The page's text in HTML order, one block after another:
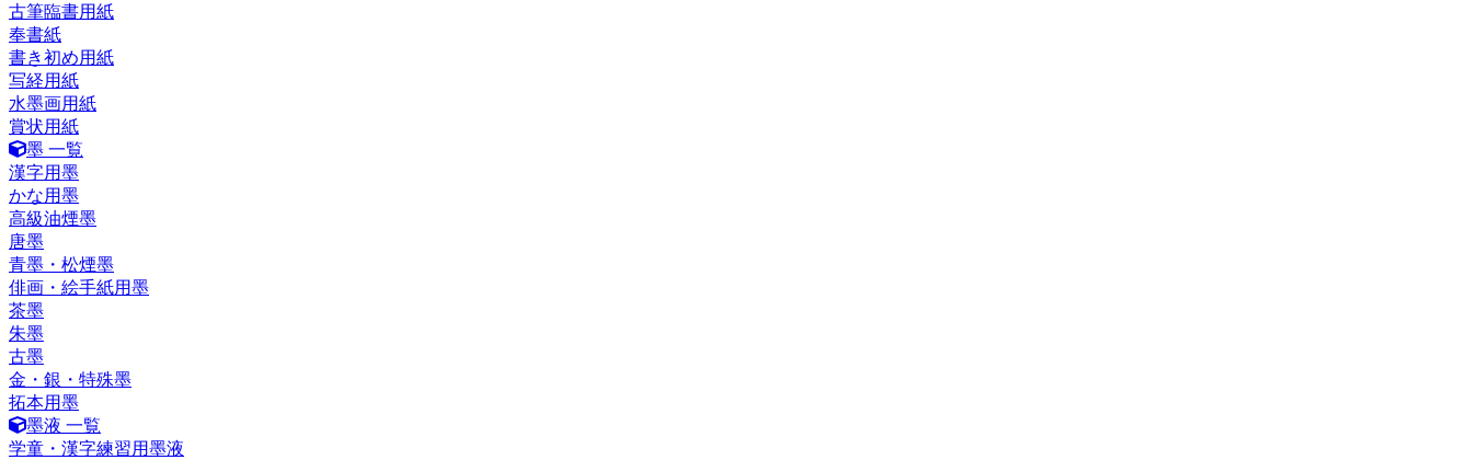
古筆臨書用紙
奉書紙
書き初め用紙
写経用紙
水墨画用紙
賞状用紙
墨 一覧
漢字用墨
かな用墨
高級油煙墨
唐墨
青墨・松煙墨
俳画・絵手紙用墨
茶墨
朱墨
古墨
金・銀・特殊墨
拓本用墨
墨液 一覧
学童・漢字練習用墨液